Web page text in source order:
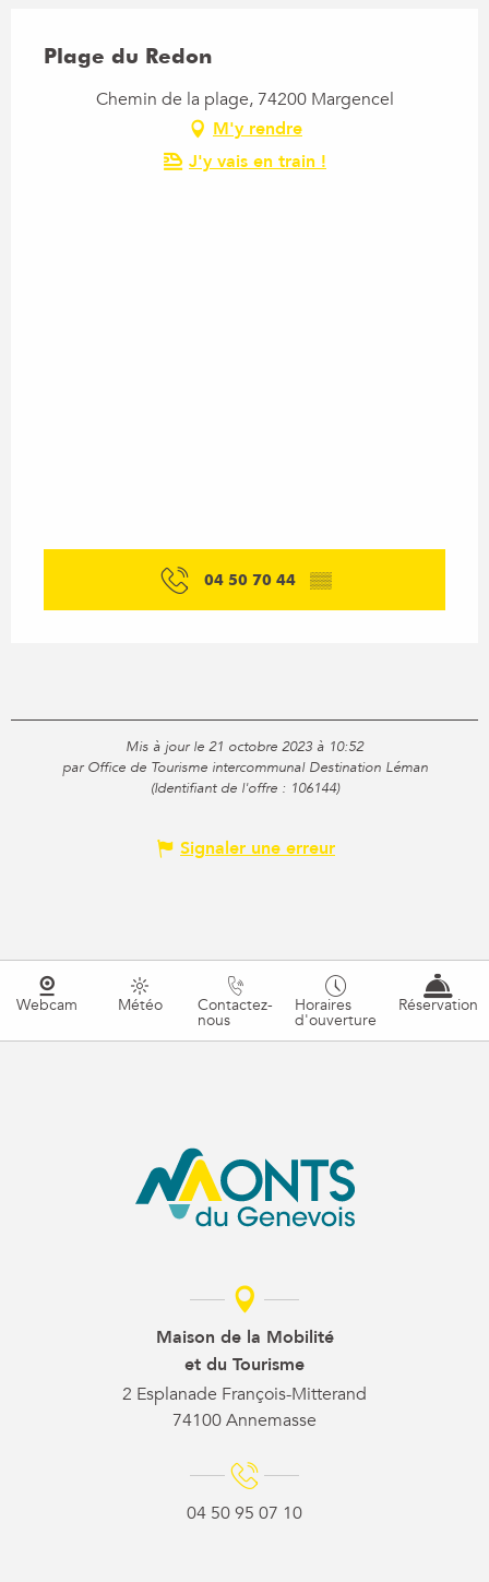
Plage du Redon
Chemin de la plage, 74200 Margencel
M'y rendre
J'y vais en train !
04 50 70 44 ▒▒
Mis à jour le 21 octobre 2023 à 10:52
par Office de Tourisme intercommunal Destination Léman
(Identifiant de l'offre : 106144)
Signaler une erreur
Webcam Météo Contactez-
nous
Horaires
d'ouverture
Réservation
Maison de la Mobilité
et du Tourisme
2 Esplanade François-Mitterand
74100 Annemasse
04 50 95 07 10